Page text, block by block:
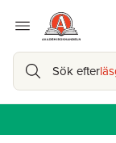
Sök efter